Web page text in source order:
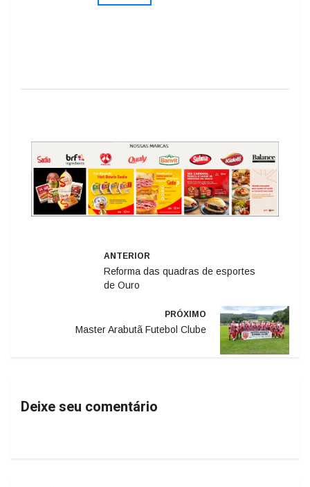
ANTERIOR
Reforma das quadras de esportes
de Ouro
PRÓXIMO
Master Arabutã Futebol Clube
Deixe seu comentário